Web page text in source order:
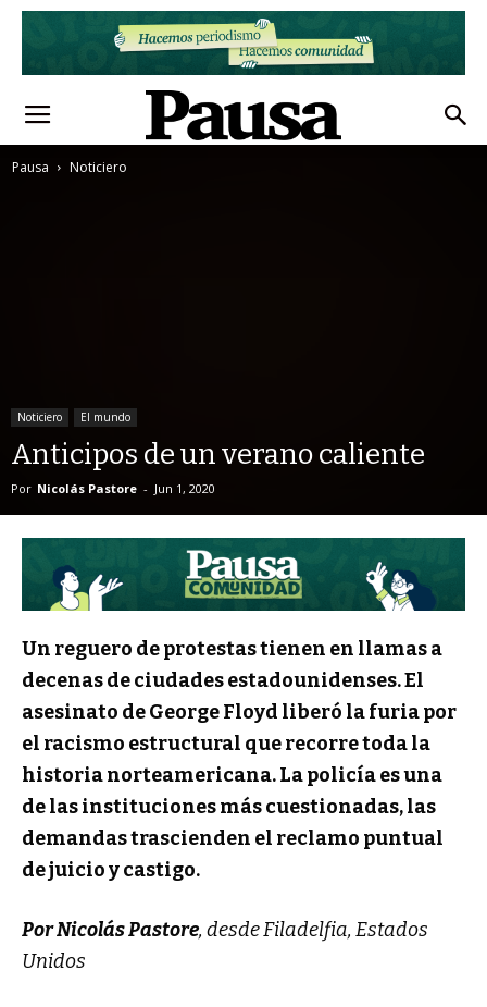
Pausa Noticiero
Noticiero El mundo
Anticipos de un verano caliente
Por Nicolás Pastore - Jun 1, 2020
Un reguero de protestas tienen en llamas a
decenas de ciudades estadounidenses. El
asesinato de George Floyd liberó la furia por
el racismo estructural que recorre toda la
historia norteamericana. La policía es una
de las instituciones más cuestionadas, las
demandas trascienden el reclamo puntual
de juicio y castigo.
Por Nicolás Pastore, desde Filadelfia, Estados
Unidos